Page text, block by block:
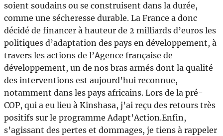
soient soudains ou se construisent dans la durée,
comme une sécheresse durable. La France a donc
décidé de financer à hauteur de 2 milliards d’euros les
politiques d’adaptation des pays en développement, à
travers les actions de l’Agence française de
développement, un de nos bras armés dont la qualité
des interventions est aujourd’hui reconnue,
notamment dans les pays africains. Lors de la pré-
COP, qui a eu lieu à Kinshasa, j’ai reçu des retours très
positifs sur le programme Adapt’Action.Enfin,
s’agissant des pertes et dommages, je tiens à rappeler